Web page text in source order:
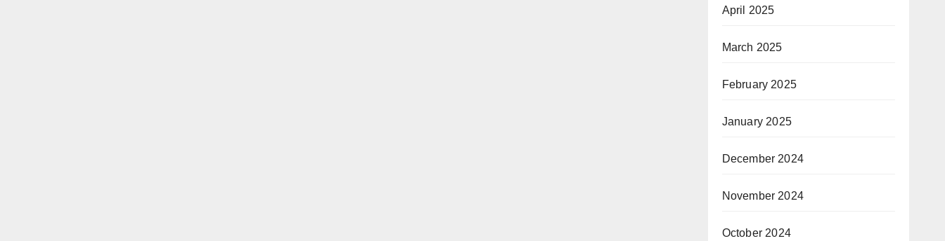
April 2025
March 2025
February 2025
January 2025
December 2024
November 2024
October 2024